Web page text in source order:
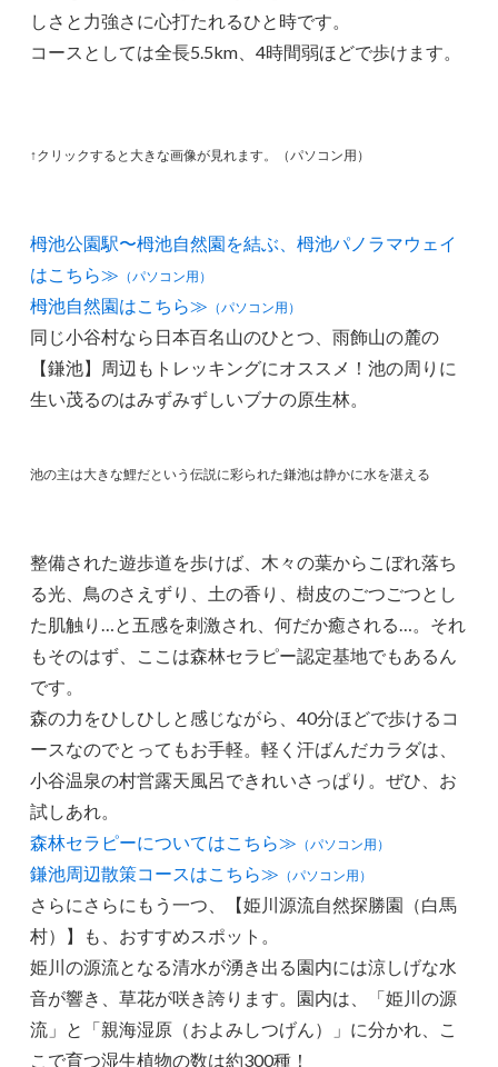
しさと力強さに心打たれるひと時です。
コースとしては全長5.5km、4時間弱ほどで歩けます。
↑クリックすると大きな画像が見れます。（パソコン用）
栂池公園駅〜栂池自然園を結ぶ、栂池パノラマウェイ
はこちら≫ （パソコン用）
栂池自然園はこちら≫ （パソコン用）
同じ小谷村なら日本百名山のひとつ、雨飾山の麓の
【鎌池】周辺もトレッキングにオススメ！池の周りに
生い茂るのはみずみずしいブナの原生林。
池の主は大きな鯉だという伝説に彩られた鎌池は静かに水を湛える
整備された遊歩道を歩けば、木々の葉からこぼれ落ち
る光、鳥のさえずり、土の香り、樹皮のごつごつとし
た肌触り…と五感を刺激され、何だか癒される…。それ
もそのはず、ここは森林セラピー認定基地でもあるん
です。
森の力をひしひしと感じながら、40分ほどで歩けるコ
ースなのでとってもお手軽。軽く汗ばんだカラダは、
小谷温泉の村営露天風呂できれいさっぱり。ぜひ、お
試しあれ。
森林セラピーについてはこちら≫ （パソコン用）
鎌池周辺散策コースはこちら≫ （パソコン用）
さらにさらにもう一つ、【姫川源流自然探勝園（白馬
村）】も、おすすめスポット。
姫川の源流となる清水が湧き出る園内には涼しげな水
音が響き、草花が咲き誇ります。園内は、「姫川の源
流」と「親海湿原（およみしつげん）」に分かれ、こ
こで育つ湿生植物の数は約300種！